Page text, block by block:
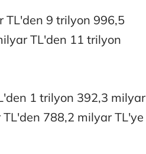
TL'den 9 trilyon 996,5
TL'den 11 trilyon
1 trilyon 392,3 milyar
788,2 milyar TL'ye